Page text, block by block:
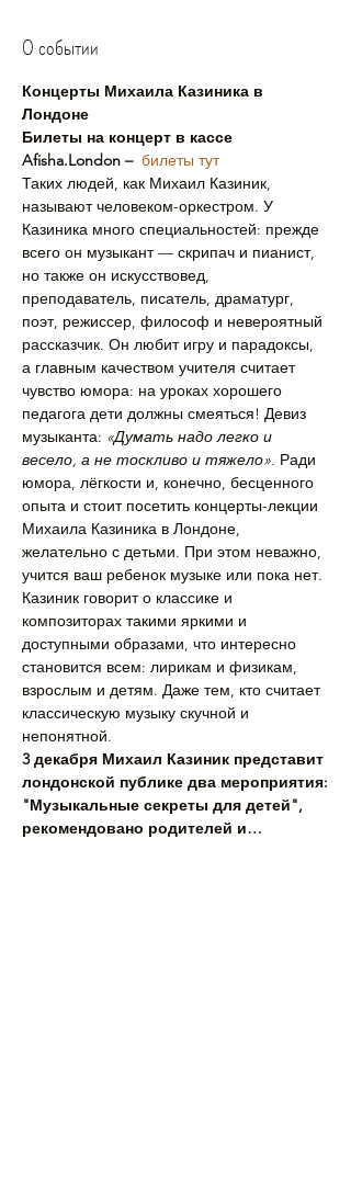
О событии
Концерты Михаила Казиника в
Лондоне
Билеты на концерт в кассе
Afisha.London – билеты тут
Таких людей, как Михаил Казиник,
называют человеком-оркестром. У
Казиника много специальностей: прежде
всего он музыкант — скрипач и пианист,
но также он искусствовед,
преподаватель, писатель, драматург,
поэт, режиссер, философ и невероятный
рассказчик. Он любит игру и парадоксы,
а главным качеством учителя считает
чувство юмора: на уроках хорошего
педагога дети должны смеяться! Девиз
музыканта: «Думать надо легко и
весело, а не тоскливо и тяжело». Ради
юмора, лёгкости и, конечно, бесценного
опыта и стоит посетить концерты-лекции
Михаила Казиника в Лондоне,
желательно с детьми. При этом неважно,
учится ваш ребенок музыке или пока нет.
Казиник говорит о классике и
композиторах такими яркими и
доступными образами, что интересно
становится всем: лирикам и физикам,
взрослым и детям. Даже тем, кто считает
классическую музыку скучной и
непонятной.
3 декабря Михаил Казиник представит
лондонской публике два мероприятия:
"Музыкальные секреты для детей",
рекомендовано родителей и…